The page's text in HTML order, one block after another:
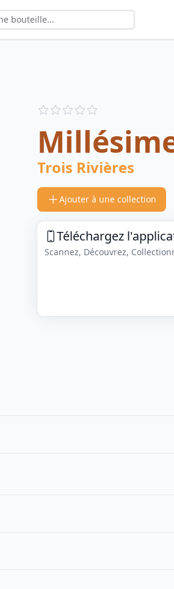
Reviews
Trois Rivières
Ajouter à une collection
Téléchargez
Scannez, Découvrez,